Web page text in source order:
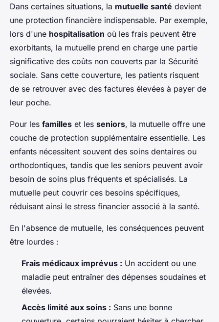
Dans certaines situations, la mutuelle santé devient
une protection financière indispensable. Par exemple,
lors d'une hospitalisation où les frais peuvent être
exorbitants, la mutuelle prend en charge une partie
significative des coûts non couverts par la Sécurité
sociale. Sans cette couverture, les patients risquent
de se retrouver avec des factures élevées à payer de
leur poche.
Pour les familles et les seniors, la mutuelle offre une
couche de protection supplémentaire essentielle. Les
enfants nécessitent souvent des soins dentaires ou
orthodontiques, tandis que les seniors peuvent avoir
besoin de soins plus fréquents et spécialisés. La
mutuelle peut couvrir ces besoins spécifiques,
réduisant ainsi le stress financier associé à la santé.
En l'absence de mutuelle, les conséquences peuvent
être lourdes :
Frais médicaux imprévus : Un accident ou une
maladie peut entraîner des dépenses soudaines et
élevées.
Accès limité aux soins : Sans une bonne